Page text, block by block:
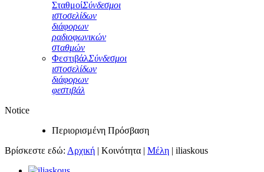
ΣταθμοίΣύνδεσμοι
ιστοσελίδων
διάφορων
ραδιοφωνικών
σταθμών
ΦεστιβάλΣύνδεσμοι
ιστοσελίδων
διάφορων
φεστιβάλ
Notice
Περιορισμένη Πρόσβαση
Βρίσκεστε εδώ: Αρχική | Κοινότητα | Μέλη | iliaskous